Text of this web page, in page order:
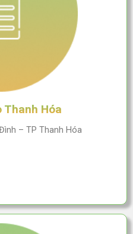
Thanh Hóa
– TP Thanh Hóa